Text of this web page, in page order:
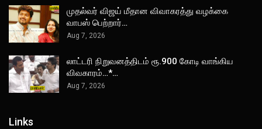
முதல்வர் விஜய் மீதான விவாகரத்து வழக்கை
வாபஸ் பெற்றார்…
Aug 7, 2026
லாட்டரி நிறுவனத்திடம் ரூ.900 கோடி வாங்கிய
விவகாரம்…*…
Aug 7, 2026
Links